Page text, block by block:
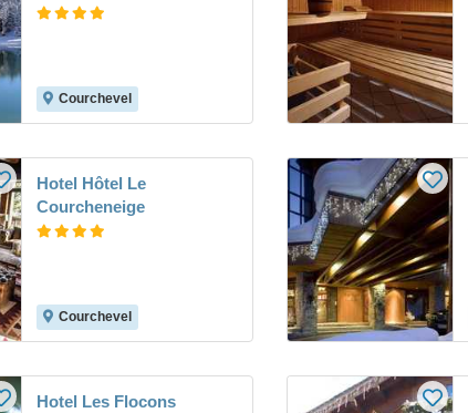
Courchevel
Hotel Hôtel Le
Courcheneige
Courchevel
Hotel Les Flocons